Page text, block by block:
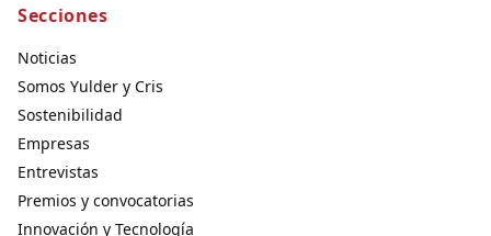
Secciones
Noticias
Somos Yulder y Cris
Sostenibilidad
Empresas
Entrevistas
Premios y convocatorias
Innovación y Tecnología